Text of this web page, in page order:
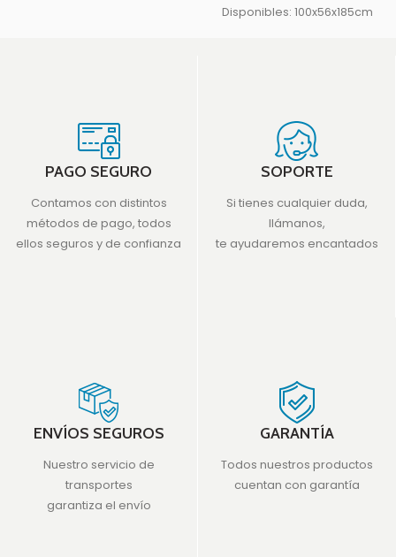
Disponibles: 100x56x185cm
PAGO SEGURO
Contamos con distintos
métodos de pago, todos
ellos seguros y de confianza
SOPORTE
Si tienes cualquier duda,
llámanos,
te ayudaremos encantados
ENVÍOS SEGUROS
Nuestro servicio de
transportes
garantiza el envío
GARANTÍA
Todos nuestros productos
cuentan con garantía